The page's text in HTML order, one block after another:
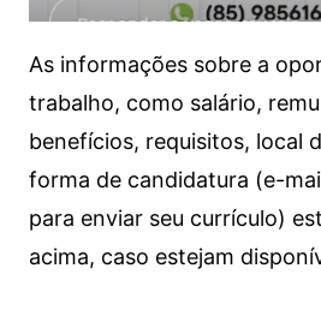
As informações sobre a
trabalho, como salário,
benefícios, requisitos, local
forma de candidatura (e-
para enviar seu currículo)
acima, caso estejam